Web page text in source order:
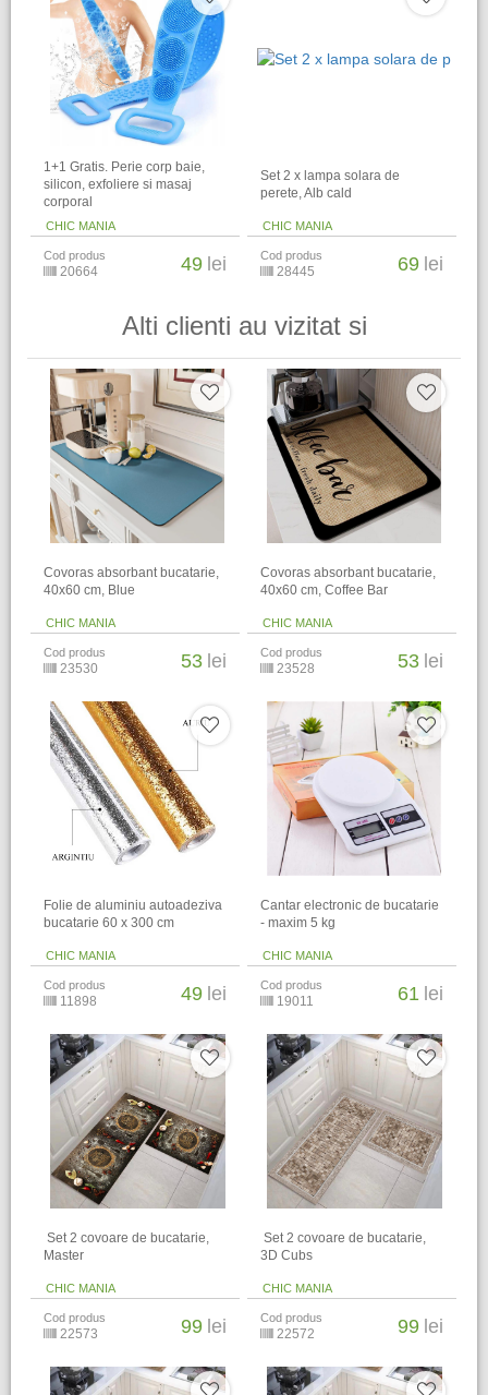
1+1 Gratis. Perie corp baie,
silicon, exfoliere si masaj
corporal
CHIC MANIA
Cod produs
20664 49 lei
Set 2 x lampa solara de
perete, Alb cald
CHIC MANIA
Cod produs
28445 69 lei
Alti clienti au vizitat si
Covoras absorbant bucatarie,
40x60 cm, Blue
CHIC MANIA
Cod produs
23530 53 lei
Covoras absorbant bucatarie,
40x60 cm, Coffee Bar
CHIC MANIA
Cod produs
23528 53 lei
Folie de aluminiu autoadeziva
bucatarie 60 x 300 cm
CHIC MANIA
Cod produs
11898 49 lei
Cantar electronic de bucatarie
- maxim 5 kg
CHIC MANIA
Cod produs
19011 61 lei
​ Set 2 covoare de bucatarie,
Master
CHIC MANIA
Cod produs
22573 99 lei
​ Set 2 covoare de bucatarie,
3D Cubs
CHIC MANIA
Cod produs
22572 99 lei